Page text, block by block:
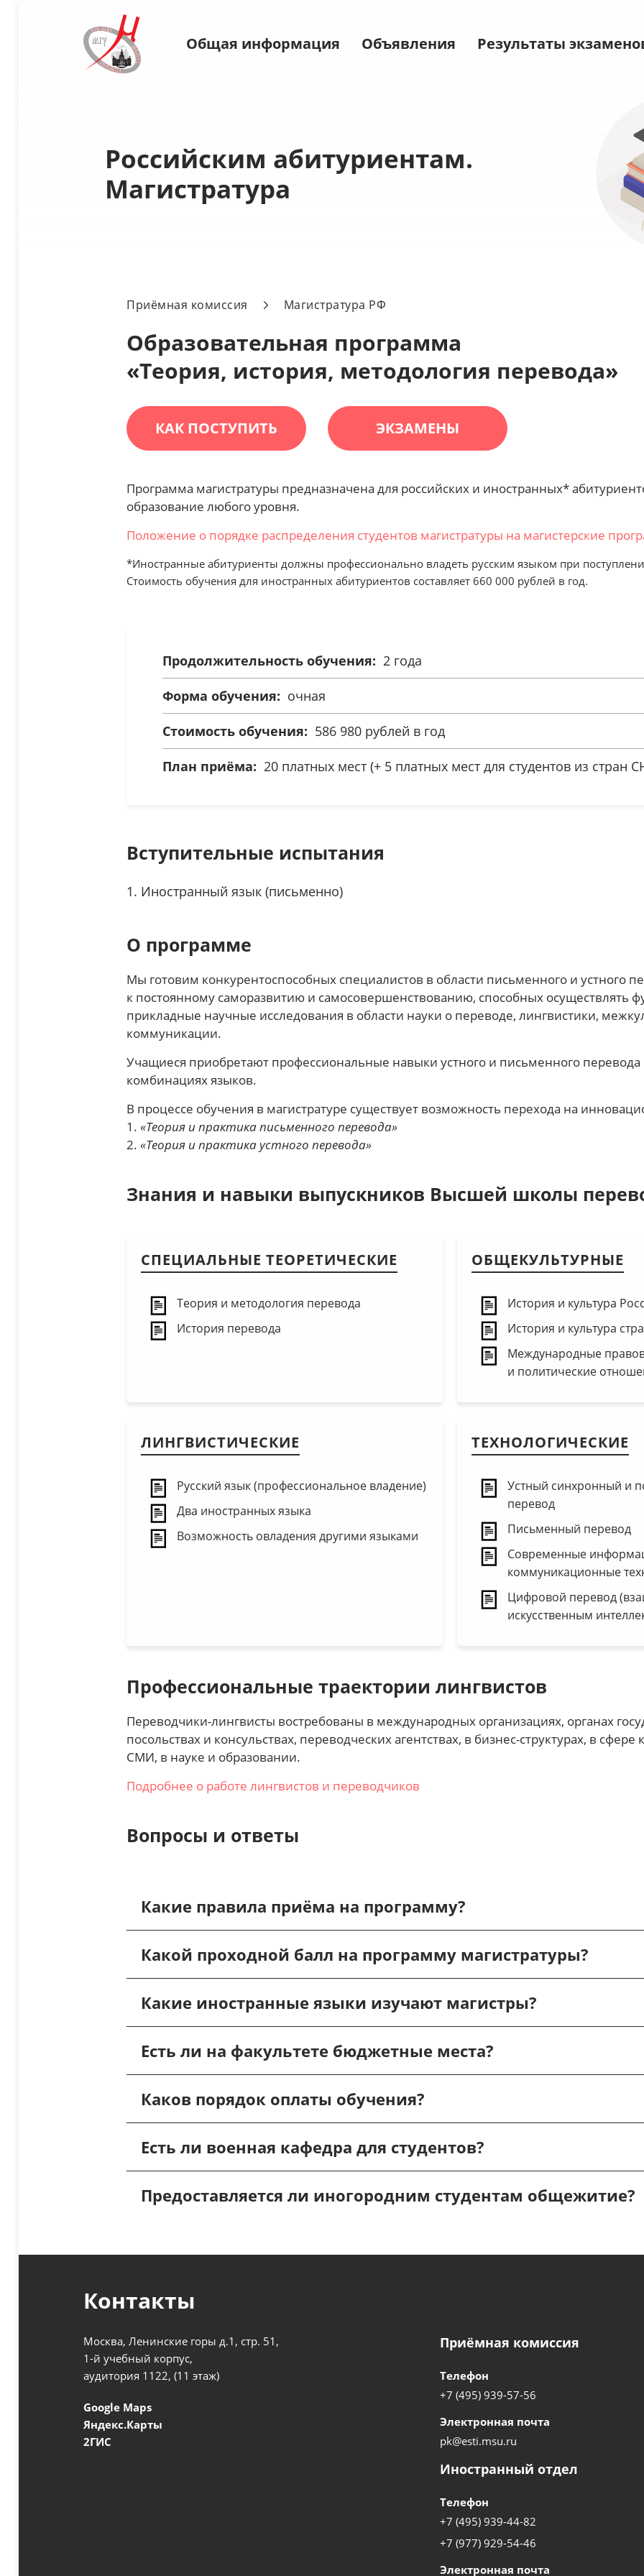
Общая информация Объявления Результаты
Российским абитуриентам.
Магистратура
Приёмная комиссия Магистратура РФ
Образовательная программа
«Теория, история, методология перевода»
КАК ПОСТУПИТЬ ЭКЗАМЕНЫ
Программа магистратуры предназначена для российских и иностранных*
образование любого уровня.
Положение о порядке распределения студентов магистратуры на магистерские
*Иностранные абитуриенты должны профессионально владеть русским языком при
Стоимость обучения для иностранных абитуриентов составляет 660 000 рублей в год.
Продолжительность обучения: 2 года
Форма обучения: очная
Стоимость обучения: 586 980 рублей в год
План приёма: 20 платных мест (+ 5 платных мест для студентов из стран
Вступительные испытания
Иностранный язык (письменно)
О программе
Мы готовим конкурентоспособных специалистов в области письменного и устного
к постоянному саморазвитию и самосовершенствованию, способных осуществлять
прикладные научные исследования в области науки о переводе, лингвистики,
коммуникации.
Учащиеся приобретают профессиональные навыки устного и письменного
комбинациях языков.
В процессе обучения в магистратуре существует возможность перехода на
1. «Теория и практика письменного перевода»
2. «Теория и практика устного перевода»
Знания и навыки выпускников Высшей школы
СПЕЦИАЛЬНЫЕ ТЕОРЕТИЧЕСКИЕ
Теория и методология перевода
История перевода
ОБЩЕКУЛЬТУРНЫЕ
История и культура
История и культура
Международные
и политические
ЛИНГВИСТИЧЕСКИЕ
Русский язык (профессиональное владение)
Два иностранных языка
Возможность овладения другими языками
ТЕХНОЛОГИЧЕСКИЕ
Устный синхронный и
перевод
Письменный перевод
Современные
коммуникационные
Цифровой перевод
искусственным
Профессиональные траектории лингвистов
Переводчики-лингвисты востребованы в международных организациях, органах
посольствах и консульствах, переводческих агентствах, в бизнес-структурах, в
СМИ, в науке и образовании.
Подробнее о работе лингвистов и переводчиков
Вопросы и ответы
Какие правила приёма на программу?
Какой проходной балл на программу магистратуры?
Какие иностранные языки изучают магистры?
Есть ли на факультете бюджетные места?
Каков порядок оплаты обучения?
Есть ли военная кафедра для студентов?
Предоставляется ли иногородним студентам общежитие?
Контакты
Москва, Ленинские горы д.1, стр. 51,
1-й учебный корпус,
аудитория 1122, (11 этаж)
Google Maps
Яндекс.Карты
2ГИС
Приёмная комиссия
Телефон
+7 (495) 939-57-56
Электронная почта
pk@esti.msu.ru
Иностранный отдел
Телефон
+7 (495) 939-44-82
+7 (977) 929-54-46
Электронная почта